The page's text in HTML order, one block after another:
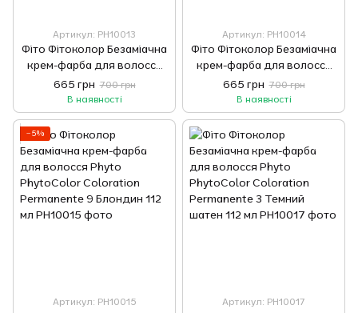
Артикул: РН10013
Фіто Фітоколор Безаміачна
крем-фарба для волосся
Phyto PhytoColor
Coloration Permanente 8
Світло-русявий 112 мл
665 грн 700 грн
В наявності
Артикул: РН10014
Фіто Фітоколор Безаміачна
крем-фарба для волосся
Phyto PhytoColor
Coloration Permanente 8.3
Світло-русявий золотистий
665 грн 700 грн
В наявності
−5%
Артикул: РН10015 Артикул: РН10017